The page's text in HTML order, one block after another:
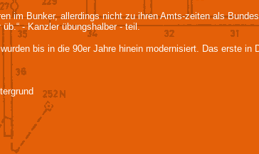
im Bunker, allerdings nicht zu ihren Amts-zeiten als
- Kanzler übungshalber - teil.
bis in die 90er Jahre hinein modernisiert. Das erste